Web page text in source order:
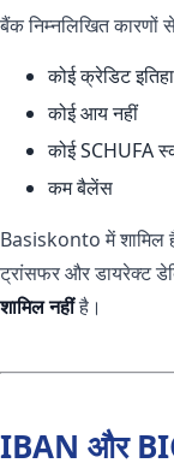
बैंक निम्नलिखित कारणों
कोई क्रेडिट
कोई आय नहीं
कोई SCHUFA
कम बैलेंस
Basiskonto में शामिल
ट्रांसफर और डायरेक्ट
शामिल नहींहै।
IBAN और